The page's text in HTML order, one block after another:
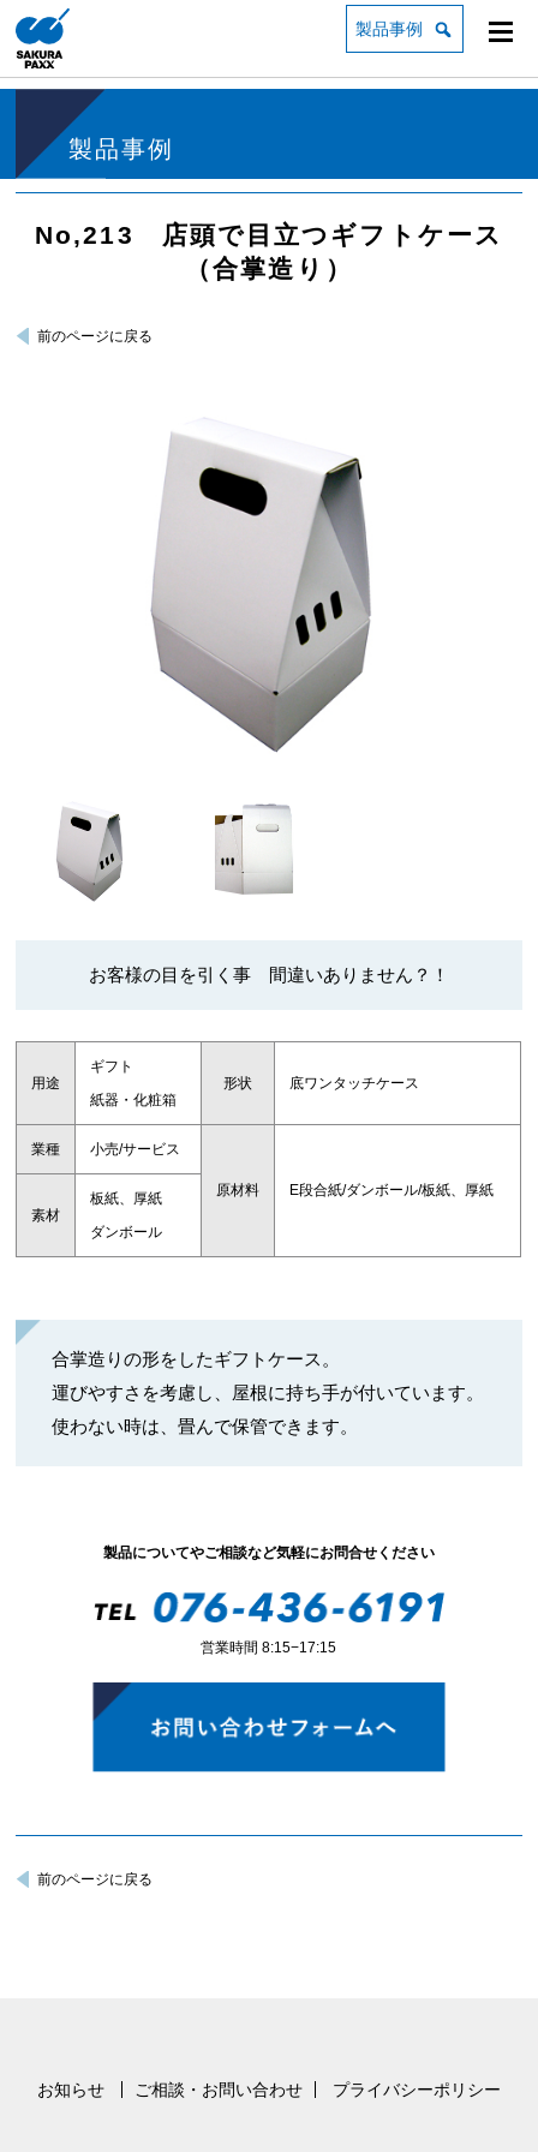
製品事例
製品事例
No,213 店頭で目立つギフトケース
（合掌造り）
前のページに戻る
お客様の目を引く事 間違いありません？！
用途
ギフト
紙器・化粧箱
形状 底ワンタッチケース
業種 小売/サービス
原材料
E段合紙/ダンボール/板紙、厚紙
素材
板紙、厚紙
ダンボール
合掌造りの形をしたギフトケース。
運びやすさを考慮し、屋根に持ち手が付いています。
使わない時は、畳んで保管できます。
製品についてやご相談など気軽にお問合せください
営業時間 8:15−17:15
前のページに戻る
お知らせ ご相談・お問い合わせ プライバシーポリシー